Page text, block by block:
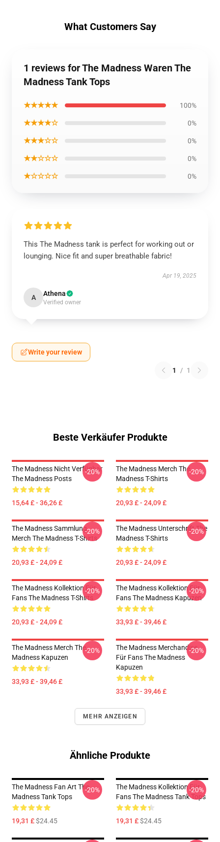
What Customers Say
1 reviews for The Madness Waren The
Madness Tank Tops
★★★★★ 100%
★★★★☆ 0%
★★★☆☆ 0%
★★☆☆☆ 0%
★☆☆☆☆ 0%
This The Madness tank is perfect for working out or
lounging. Nice fit and super breathable fabric!
Apr 19, 2025
A Athena
Verified owner
Write your review
1 / 1
Beste Verkäufer Produkte
The Madness Nicht Verfügbar
The Madness Posts
15,64 £ - 36,26 £
-20%
The Madness Merch The
Madness T-Shirts
20,93 £ - 24,09 £
-20%
The Madness Sammlung
Merch The Madness T-Shirts
20,93 £ - 24,09 £
-20%
The Madness Unterschrift The
Madness T-Shirts
20,93 £ - 24,09 £
-20%
The Madness Kollektion Für
Fans The Madness T-Shirts
20,93 £ - 24,09 £
-20%
The Madness Kollektion Für
Fans The Madness Kapuzen
33,93 £ - 39,46 £
-20%
The Madness Merch The
Madness Kapuzen
33,93 £ - 39,46 £
-20%
The Madness Merchandise
Für Fans The Madness
Kapuzen
33,93 £ - 39,46 £
-20%
MEHR ANZEIGEN
Ähnliche Produkte
The Madness Fan Art The
Madness Tank Tops
19,31 £$24.45
-20%
The Madness Kollektion Für
Fans The Madness Tank Tops
19,31 £$24.45
-20%